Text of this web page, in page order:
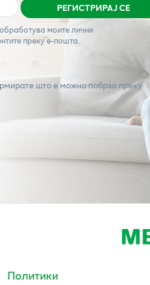
РЕГИСТРИРАЈ СЕ
моите лични
преку е-пошта.
што е можно побрзо преку
Политики